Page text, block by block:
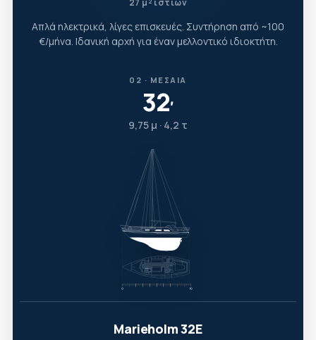
27 μ² ιστίων
Απλά ηλεκτρικά, λίγες επισκευές. Συντήρηση από ~100
€/μήνα. Ιδανική αρχή για έναν μελλοντικό ιδιοκτήτη.
02 · ΜΕΣΑΊΑ
32′
9,75 μ · 4,2 τ
Marieholm 32E